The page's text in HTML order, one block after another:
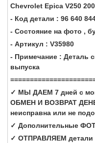
Chevrolet Epica V250
- Код детали : 96 640
- Состояние на фото ,
- Артикул : V35980
- Примечание : Деталь
выпуска
✓ МЫ ДАЕМ 7 дней с
ОБМЕН И ВОЗВРАТ
неисправна или не
✓ Дополнительные
✓ ОТПРАВЛЯЕМ детали